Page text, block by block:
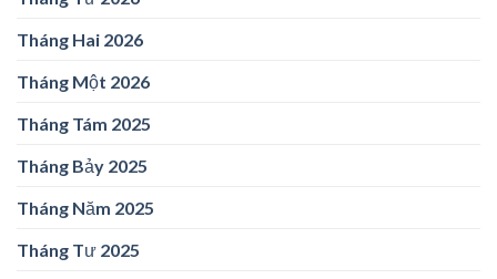
Tháng Hai 2026
Tháng Một 2026
Tháng Tám 2025
Tháng Bảy 2025
Tháng Năm 2025
Tháng Tư 2025